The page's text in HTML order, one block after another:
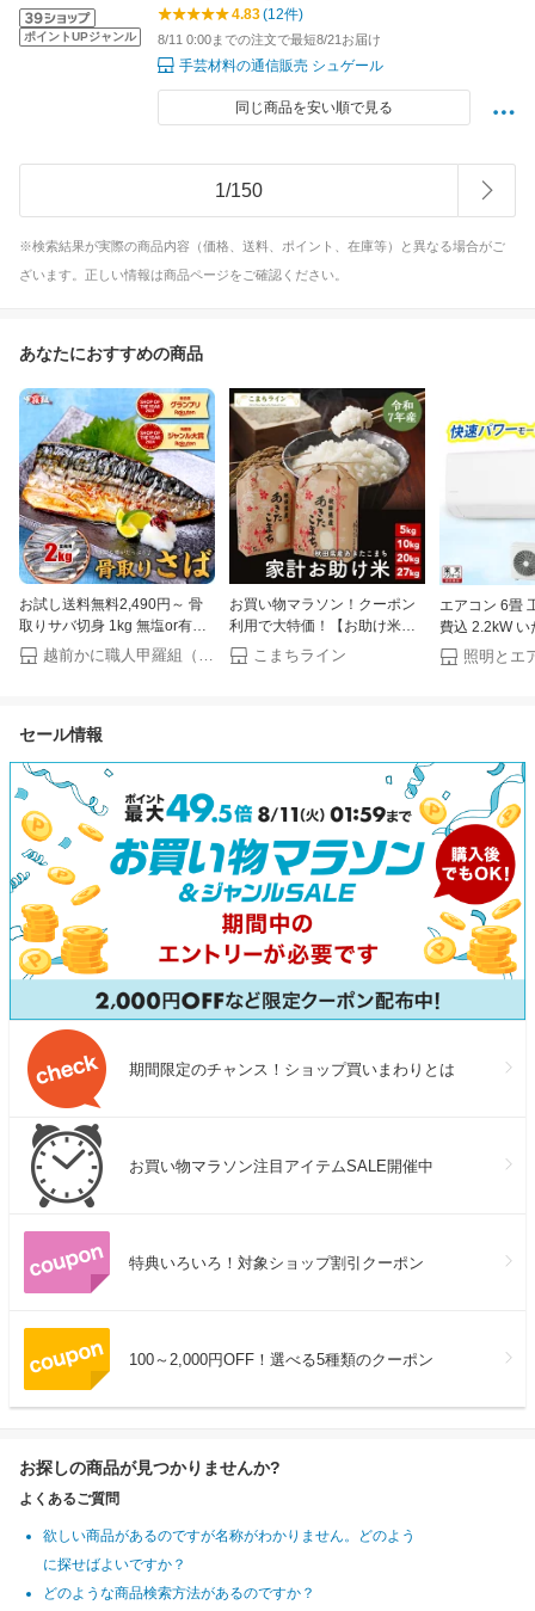
ポイントUPジャンル
4.83(12件)
8/11 0:00までの注文で最短8/21お届け
手芸材料の通信販売 シュゲール
同じ商品を安い順で見る
1/150
※検索結果が実際の商品内容（価格、送料、ポイント、在庫等）と異なる場合がご
ざいます。正しい情報は商品ページをご確認ください。
あなたにおすすめの商品
お試し送料無料2,490円～ 骨
取りサバ切身 1kg 無塩or有塩
が選べる♪骨とり 骨なし 鯖 さ
ば 冷凍食品 お中元 ギフト
越前かに職人甲羅組（DENSHOKU）
お買い物マラソン！クーポン
利用で大特価！【お助け米】
令和7年産 あきたこまち 家計
お助け米 農家直送便 5kg 10kg
こまちライン
エアコン 6畳
費込 2.2kW
ド プラス 快
短 時短で冷暖
セール情報
期間限定のチャンス！ショップ買いまわりとは
お買い物マラソン注目アイテムSALE開催中
特典いろいろ！対象ショップ割引クーポン
100～2,000円OFF！選べる5種類のクーポン
お探しの商品が見つかりませんか?
よくあるご質問
欲しい商品があるのですが名称がわかりません。どのよう
に探せばよいですか？
どのような商品検索方法があるのですか？